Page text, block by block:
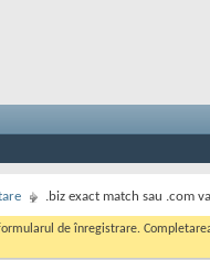
.biz exact match sau .com
de înregistrare.